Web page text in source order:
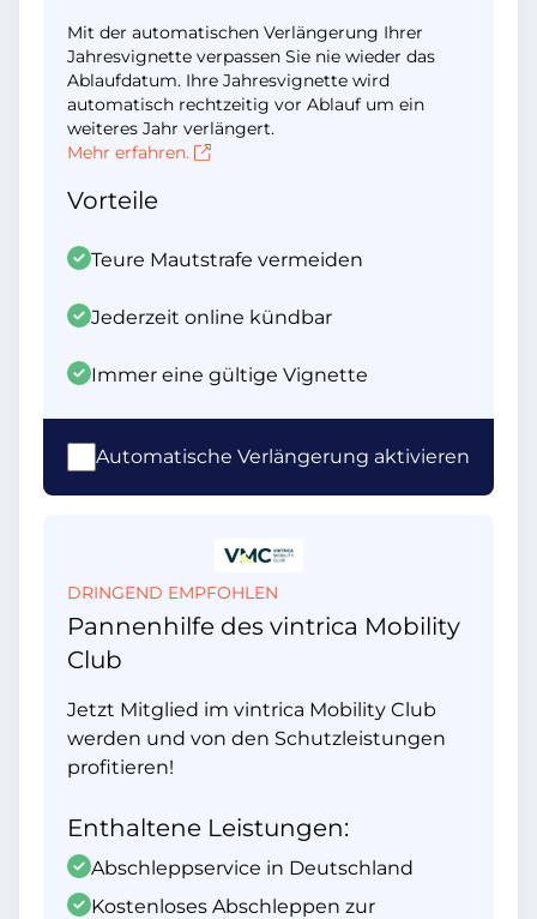
Mit der automatischen Verlängerung Ihrer
Jahresvignette verpassen Sie nie wieder das
Ablaufdatum. Ihre Jahresvignette wird
automatisch rechtzeitig vor Ablauf um ein
weiteres Jahr verlängert.
Mehr erfahren.
Vorteile
Teure Mautstrafe vermeiden
Jederzeit online kündbar
Immer eine gültige Vignette
Automatische Verlängerung aktivieren
DRINGEND EMPFOHLEN
Pannenhilfe des vintrica Mobility
Club
Jetzt Mitglied im vintrica Mobility Club
werden und von den Schutzleistungen
profitieren!
Enthaltene Leistungen:
Abschleppservice in Deutschland
Kostenloses Abschleppen zur